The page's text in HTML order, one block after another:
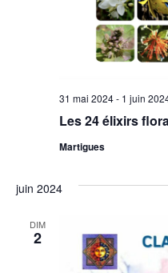
Les 24 élixirs
31 mai 2024- 1 juin
Martigues
juin 2024
DIM
2